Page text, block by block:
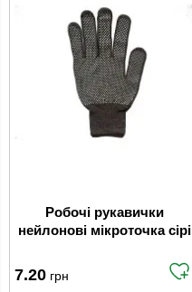
Робочі рукавички
нейлонові мікроточка сірі
7.20 грн